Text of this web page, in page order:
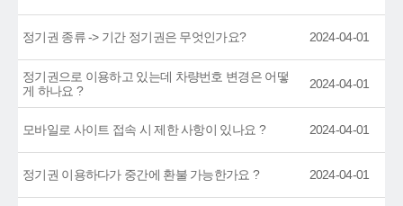
정기권 종류 -> 기간 정기권은 무엇인가요? 2024-04-01
정기권으로 이용하고 있는데 차량번호 변경은 어떻
게 하나요 ?
2024-04-01
모바일로 사이트 접속 시 제한 사항이 있나요 ? 2024-04-01
정기권 이용하다가 중간에 환불 가능한가요 ? 2024-04-01